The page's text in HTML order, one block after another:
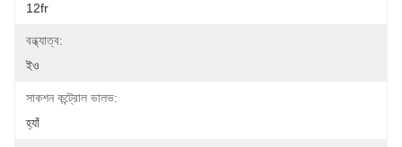
12fr
বন্ধ্যাত্ব:
ইও
সাকশন কন্ট্রোল ভালভ:
হ্যাঁ